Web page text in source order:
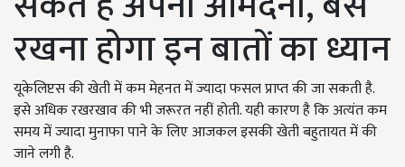
रखना होगा इन बातों का ध्यान
यूकेलिप्टस की खेती में कम मेहनत में ज्यादा फसल प्राप्त की जा सकती है.
इसे अधिक रखरखाव की भी जरूरत नहीं होती. यही कारण है कि अत्यंत कम
समय में ज्यादा मुनाफा पाने के लिए आजकल इसकी खेती बहुतायत में की
जाने लगी है.